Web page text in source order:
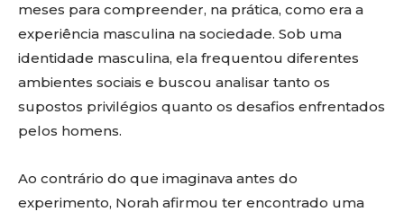
meses para compreender, na prática, como era a
experiência masculina na sociedade. Sob uma
identidade masculina, ela frequentou diferentes
ambientes sociais e buscou analisar tanto os
supostos privilégios quanto os desafios enfrentados
pelos homens.
Ao contrário do que imaginava antes do
experimento, Norah afirmou ter encontrado uma